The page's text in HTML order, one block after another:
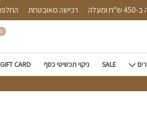
450 ש"ח ומעלה רכישה מאובטחת
0
SALE ניקוי תכשיטי כסף GIFT CARD